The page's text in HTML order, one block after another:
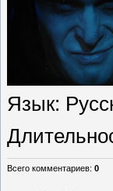
Язык:
Всего комментариев: 0